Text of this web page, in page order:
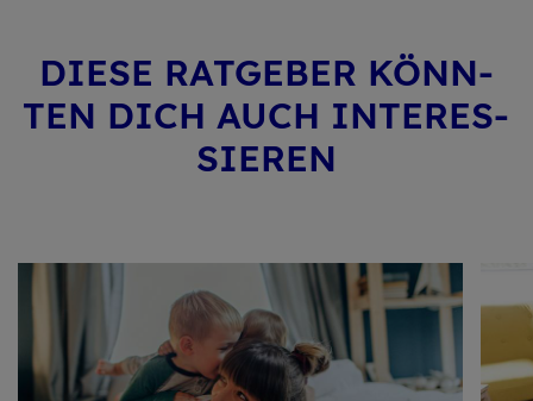
DIESE RAT­GE­BER KÖNN­
TEN DICH AUCH IN­TER­ES­
SIE­REN